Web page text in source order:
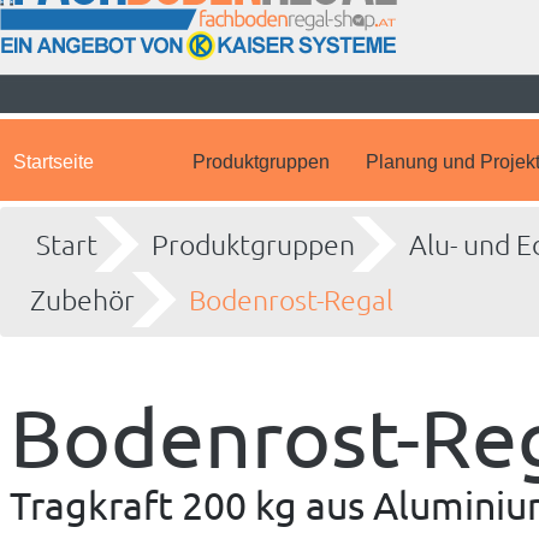
Startseite Produktgruppen Planung und
Start Produktgruppen
Alu- und
Zubehör
Bodenrost-Regal
Bodenrost-
Tragkraft 200 kg aus